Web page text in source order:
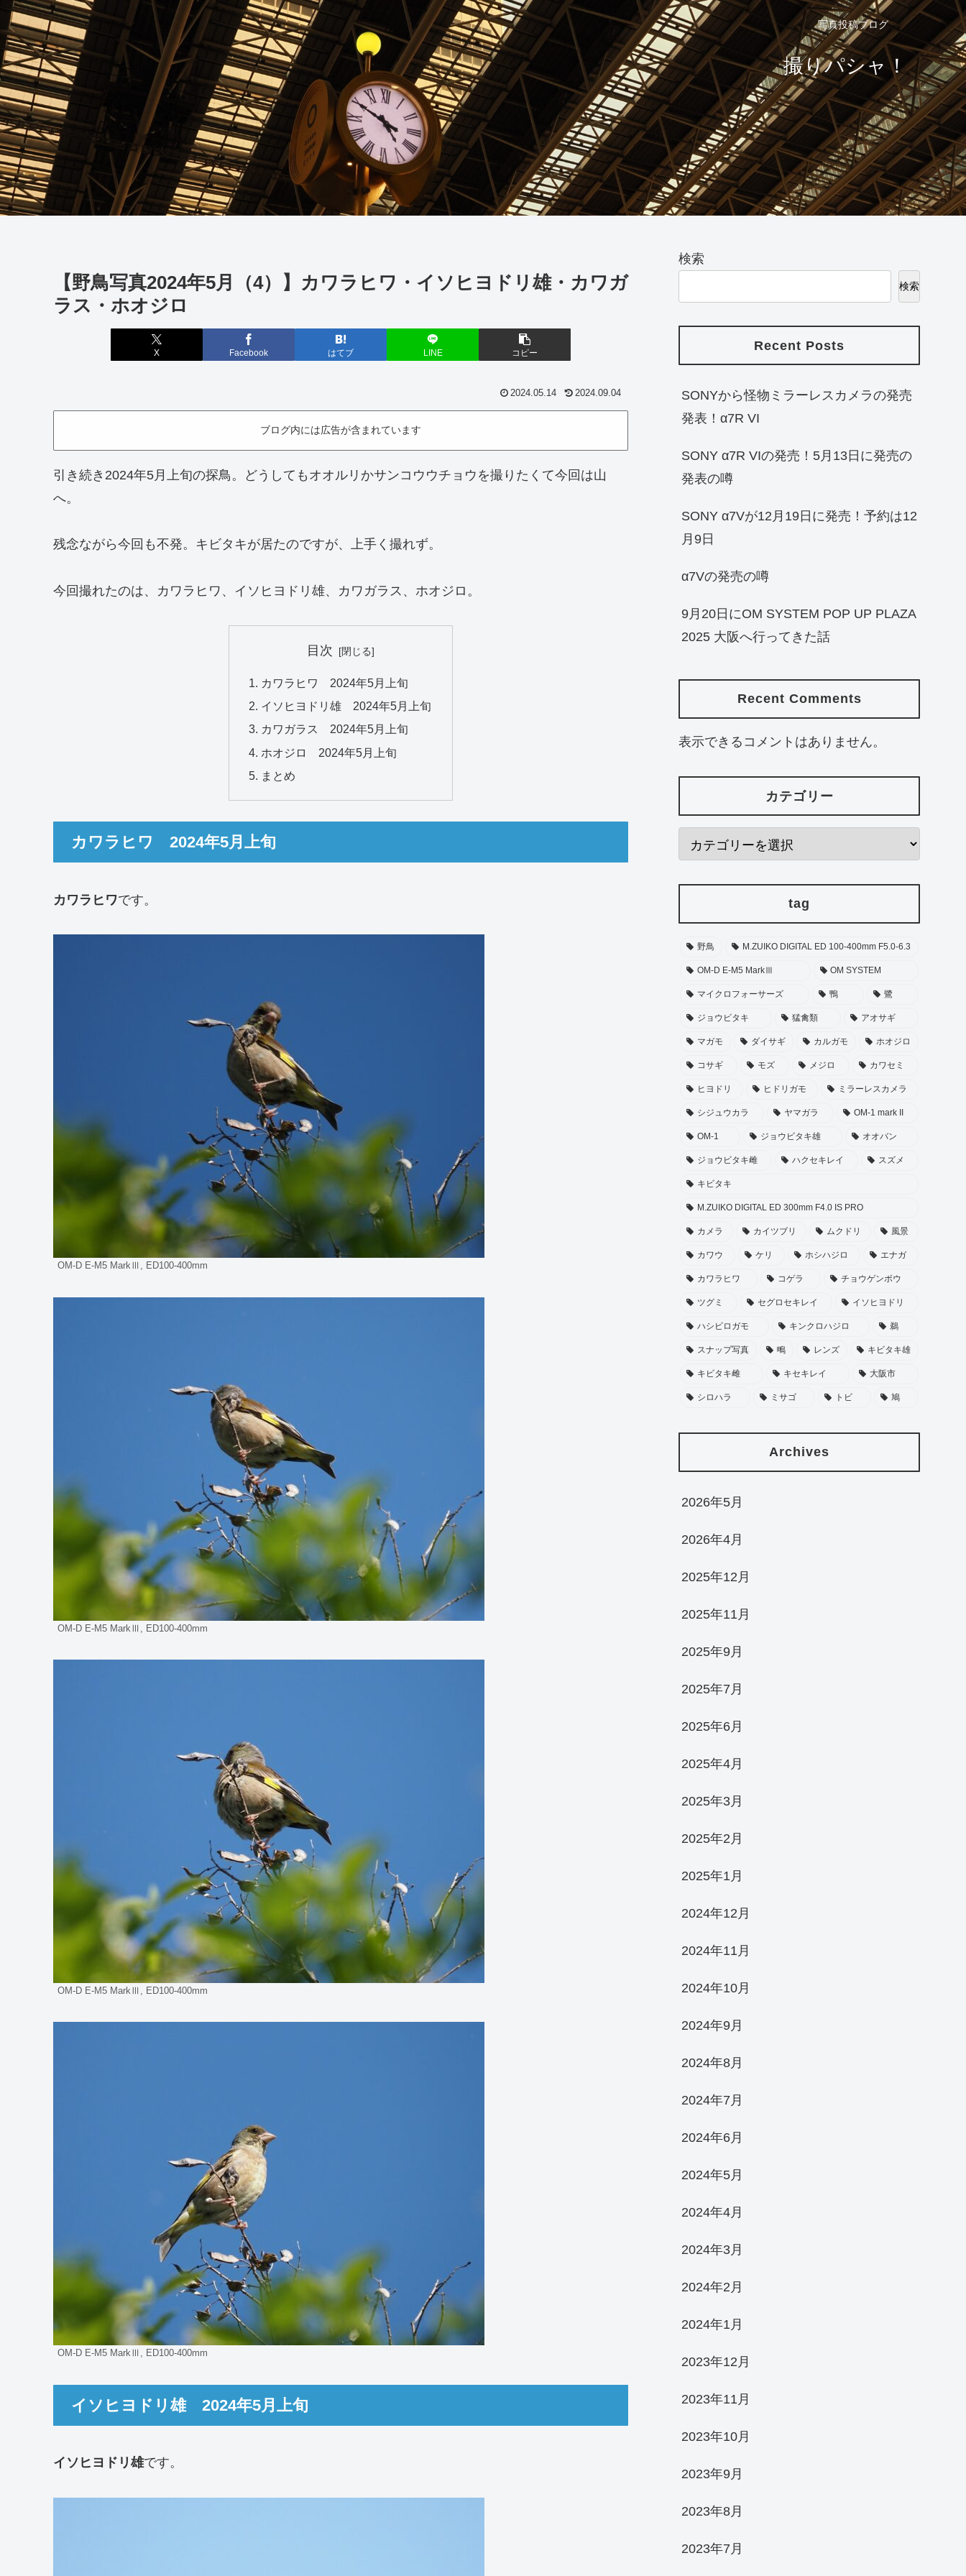
写真投稿ブログ
撮りパシャ！
【野鳥写真2024年5月（4）】カワラヒワ・イソヒヨドリ雄・カワガ
ラス・ホオジロ
X Facebook はてブ LINE コピー
2024.05.14 2024.09.04
ブログ内には広告が含まれています
引き続き2024年5月上旬の探鳥。どうしてもオオルリかサンコウウチョウを撮りたくて今回は山
へ。
残念ながら今回も不発。キビタキが居たのですが、上手く撮れず。
今回撮れたのは、カワラヒワ、イソヒヨドリ雄、カワガラス、ホオジロ。
目次
カワラヒワ 2024年5月上旬
イソヒヨドリ雄 2024年5月上旬
カワガラス 2024年5月上旬
ホオジロ 2024年5月上旬
まとめ
カワラヒワ 2024年5月上旬
カワラヒワです。
OM-D E-M5 MarkⅢ, ED100-400mm
OM-D E-M5 MarkⅢ, ED100-400mm
OM-D E-M5 MarkⅢ, ED100-400mm
OM-D E-M5 MarkⅢ, ED100-400mm
イソヒヨドリ雄 2024年5月上旬
イソヒヨドリ雄です。
検索
検索
Recent Posts
SONYから怪物ミラーレスカメラの発売
発表！α7R VI
SONY α7R VIの発売！5月13日に発売の
発表の噂
SONY α7Vが12月19日に発売！予約は12
月9日
α7Vの発売の噂
9月20日にOM SYSTEM POP UP PLAZA
2025 大阪へ行ってきた話
Recent Comments
表示できるコメントはありません。
カテゴリー
tag
野鳥 M.ZUIKO DIGITAL ED 100-400mm F5.0-6.3
OM-D E-M5 MarkⅢ OM SYSTEM
マイクロフォーサーズ 鴨 鷺
ジョウビタキ 猛禽類 アオサギ
マガモ ダイサギ カルガモ ホオジロ
コサギ モズ メジロ カワセミ
ヒヨドリ ヒドリガモ ミラーレスカメラ
シジュウカラ ヤマガラ OM-1 mark II
OM-1 ジョウビタキ雄 オオバン
ジョウビタキ雌 ハクセキレイ スズメ
キビタキ
M.ZUIKO DIGITAL ED 300mm F4.0 IS PRO
カメラ カイツブリ ムクドリ 風景
カワウ ケリ ホシハジロ エナガ
カワラヒワ コゲラ チョウゲンボウ
ツグミ セグロセキレイ イソヒヨドリ
ハシビロガモ キンクロハジロ 鵜
スナップ写真 鴫 レンズ キビタキ雄
キビタキ雌 キセキレイ 大阪市
シロハラ ミサゴ トビ 鳩
Archives
2026年5月
2026年4月
2025年12月
2025年11月
2025年9月
2025年7月
2025年6月
2025年4月
2025年3月
2025年2月
2025年1月
2024年12月
2024年11月
2024年10月
2024年9月
2024年8月
2024年7月
2024年6月
2024年5月
2024年4月
2024年3月
2024年2月
2024年1月
2023年12月
2023年11月
2023年10月
2023年9月
2023年8月
2023年7月